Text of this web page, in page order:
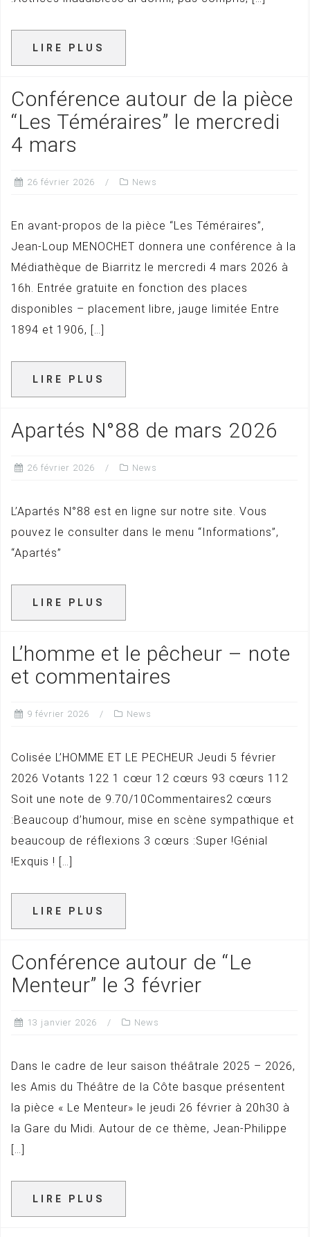
LIRE PLUS
Conférence autour de la pièce
“Les Téméraires” le mercredi
4 mars
26 février 2026 News
En avant-propos de la pièce “Les Téméraires”,
Jean-Loup MENOCHET donnera une conférence à la
Médiathèque de Biarritz le mercredi 4 mars 2026 à
16h. Entrée gratuite en fonction des places
disponibles – placement libre, jauge limitée Entre
1894 et 1906, […]
LIRE PLUS
Apartés N°88 de mars 2026
26 février 2026 News
L’Apartés N°88 est en ligne sur notre site. Vous
pouvez le consulter dans le menu “Informations”,
“Apartés”
LIRE PLUS
L’homme et le pêcheur – note
et commentaires
9 février 2026 News
Colisée L’HOMME ET LE PECHEUR Jeudi 5 février
2026 Votants 122 1 cœur 12 cœurs 93 cœurs 112
Soit une note de 9.70/10Commentaires2 cœurs
:Beaucoup d’humour, mise en scène sympathique et
beaucoup de réflexions 3 cœurs :Super !Génial
!Exquis ! […]
LIRE PLUS
Conférence autour de “Le
Menteur” le 3 février
13 janvier 2026 News
Dans le cadre de leur saison théâtrale 2025 – 2026,
les Amis du Théâtre de la Côte basque présentent
la pièce « Le Menteur» le jeudi 26 février à 20h30 à
la Gare du Midi. Autour de ce thème, Jean-Philippe
[…]
LIRE PLUS